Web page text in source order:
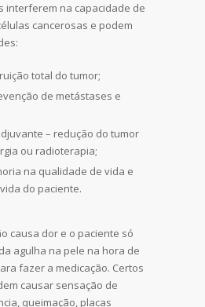
interferem na capacidade de
cancerosas e podem
total do tumor;
de metástases e
– redução do tumor
ou radioterapia;
na qualidade de vida e
do paciente.
causa dor e o paciente só
agulha na pele na hora de
fazer a medicação. Certos
causar sensação de
queimação, placas